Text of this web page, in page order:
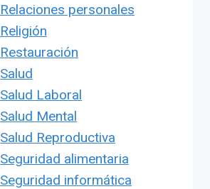
Relaciones personales
Religión
Restauración
Salud
Salud Laboral
Salud Mental
Salud Reproductiva
Seguridad alimentaria
Seguridad informática